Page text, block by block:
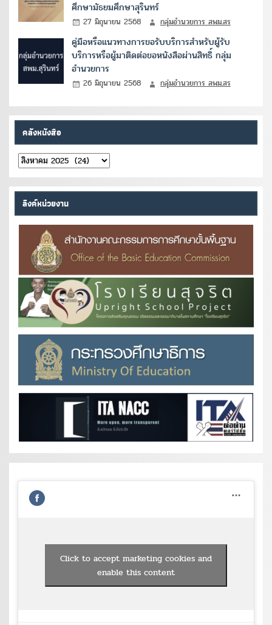
ศึกษามัธยมศึกษาสุรินทร์
27 มิถุนายน 2568 กลุ่มอำนวยการ สพม.สร
คู่มือหรือแนวทางการขอรับบริการสำหรับผู้รับ
บริการหรือผู้มาติดต่อขอหนังสือผ่านสิทธิ์ กลุ่ม
อำนวยการ
26 มิถุนายน 2568 กลุ่มอำนวยการ สพม.สร
คลังหนังสือ
คลัง
หนังสือ
ลิงค์หน่วยงาน
Click to accept marketing cookies and
enable this content